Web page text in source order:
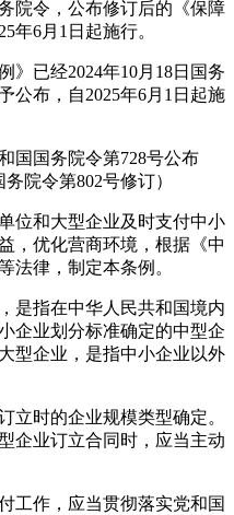
令，公布修订后的《保障
年6月1日起施行。
已经2024年10月18日国务
公布，自2025年6月1日起施
国务院令第728号公布
院令第802号修订）
和大型企业及时支付中小
，优化营商环境，根据《中
法律，制定本条例。
指在中华人民共和国境内
企业划分标准确定的中型企
型企业，是指中小企业以外
时的企业规模类型确定。
企业订立合同时，应当主动
作，应当贯彻落实党和国